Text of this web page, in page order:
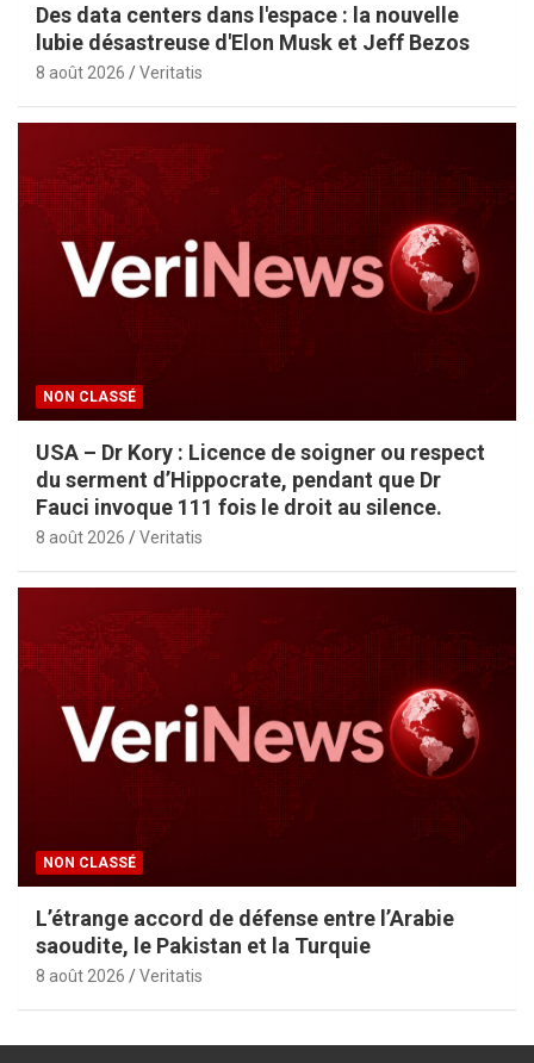
Des data centers dans l'espace : la nouvelle
lubie désastreuse d'Elon Musk et Jeff Bezos
8 août 2026 Veritatis
NON CLASSÉ
USA – Dr Kory : Licence de soigner ou respect
du serment d’Hippocrate, pendant que Dr
Fauci invoque 111 fois le droit au silence.
8 août 2026 Veritatis
NON CLASSÉ
L’étrange accord de défense entre l’Arabie
saoudite, le Pakistan et la Turquie
8 août 2026 Veritatis